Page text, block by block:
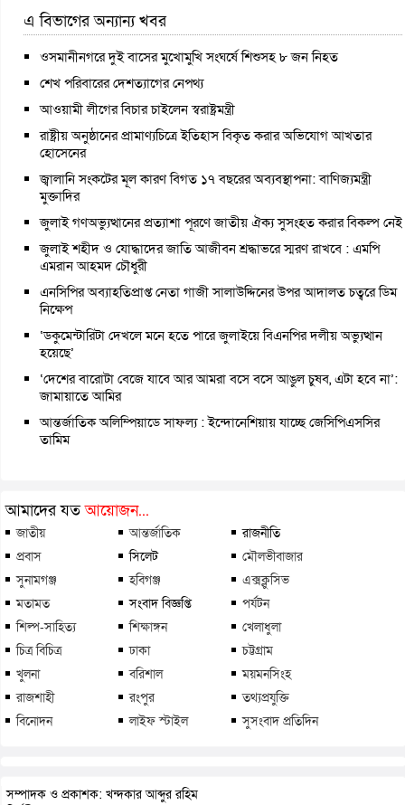
এ বিভাগের অন্যান্য খবর
ওসমানীনগরে দুই বাসের মুখোমুখি সংঘর্ষে শিশুসহ ৮ জন নিহত
শেখ পরিবারের দেশত্যাগের নেপথ্য
আওয়ামী লীগের বিচার চাইলেন স্বরাষ্ট্রমন্ত্রী
রাষ্ট্রীয় অনুষ্ঠানের প্রামাণ্যচিত্রে ইতিহাস বিকৃত করার অভিযোগ আখতার
হোসেনের
জ্বালানি সংকটের মূল কারণ বিগত ১৭ বছরের অব্যবস্থাপনা: বাণিজ্যমন্ত্রী
মুক্তাদির
জুলাই গণঅভ্যুত্থানের প্রত্যাশা পূরণে জাতীয় ঐক্য সুসংহত করার বিকল্প নেই
জুলাই শহীদ ও যোদ্ধাদের জাতি আজীবন শ্রদ্ধাভরে স্মরণ রাখবে : এমপি
এমরান আহমদ চৌধুরী
এনসিপির অব্যাহতিপ্রাপ্ত নেতা গাজী সালাউদ্দিনের উপর আদালত চত্বরে ডিম
নিক্ষেপ
‘ডকুমেন্টারিটা দেখলে মনে হতে পারে জুলাইয়ে বিএনপির দলীয় অভ্যুত্থান
হয়েছে’
‘দেশের বারোটা বেজে যাবে আর আমরা বসে বসে আঙুল চুষব, এটা হবে না’:
জামায়াতে আমির
আন্তর্জাতিক অলিম্পিয়াডে সাফল্য : ইন্দোনেশিয়ায় যাচ্ছে জেসিপিএসসির
তামিম
আমাদের যতআয়োজন...
জাতীয় আন্তর্জাতিক
রাজনীতি
প্রবাস
সিলেট
মৌলভীবাজার
সুনামগঞ্জ
হবিগঞ্জ
এক্সক্লুসিভ
মতামত
সংবাদ বিজ্ঞপ্তি
পর্যটন
শিল্প-সাহিত্য
শিক্ষাঙ্গন
খেলাধুলা
চিত্র বিচিত্র
ঢাকা
চট্টগ্রাম
খুলনা
বরিশাল
ময়মনসিংহ
রাজশাহী
রংপুর
তথ্যপ্রযুক্তি
বিনোদন
লাইফ স্টাইল সুসংবাদ প্রতিদিন
সম্পাদক ও প্রকাশক: খন্দকার আব্দুর রহিম